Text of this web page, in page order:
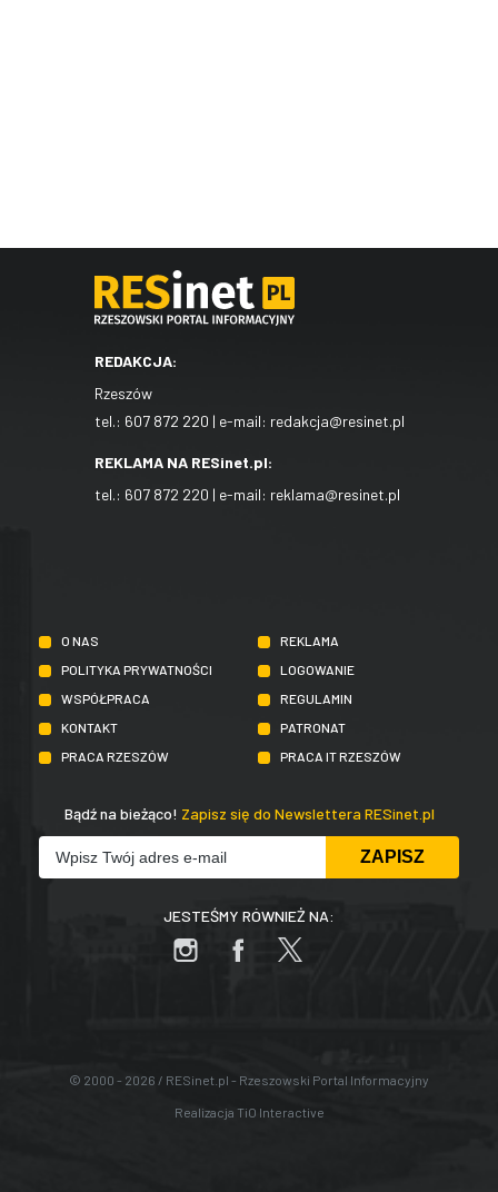
REDAKCJA:
Rzeszów
tel.: 607 872 220 | e-mail: redakcja@resinet.pl
REKLAMA NA RESinet.pl:
tel.: 607 872 220 | e-mail: reklama@resinet.pl
O NAS
REKLAMA
POLITYKA PRYWATNOŚCI
LOGOWANIE
WSPÓŁPRACA
REGULAMIN
KONTAKT
PATRONAT
PRACA RZESZÓW
PRACA IT RZESZÓW
Bądź na bieżąco! Zapisz się do Newslettera RESinet.pl
JESTEŚMY RÓWNIEŻ NA:
© 2000 - 2026 / RESinet.pl - Rzeszowski Portal Informacyjny
Realizacja TiO Interactive